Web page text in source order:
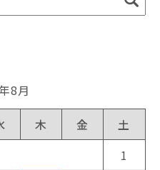
8月
木 金
土
1